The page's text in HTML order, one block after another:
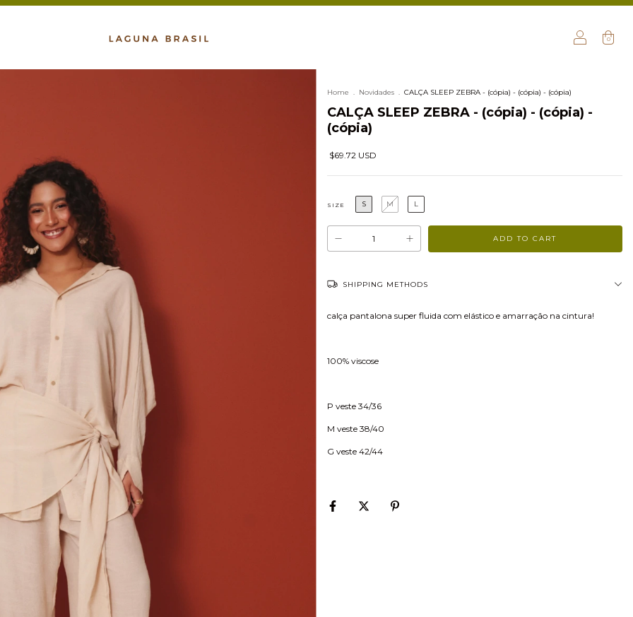
0
Home . Novidades . CALÇA SLEEP ZEBRA - (cópia) - (cópia) - (cópia)
CALÇA SLEEP ZEBRA - (cópia) - (cópia) -
(cópia)
$69.72 USD
SIZE S M L
SHIPPING METHODS
calça pantalona super fluida com elástico e amarração na cintura!
100% viscose
P veste 34/36
M veste 38/40
G veste 42/44